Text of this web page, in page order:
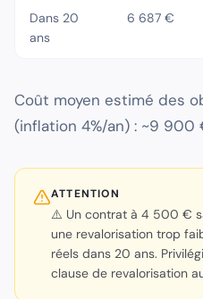
Dans 20
ans
6 687 €
Coût moyen estimé des
(inflation 4%/an) : ~9 900
ATTENTION
⚠️ Un contrat à 4 500 €
une revalorisation trop
réels dans 20 ans.
clause de revalorisation